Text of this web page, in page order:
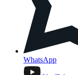
WhatsApp